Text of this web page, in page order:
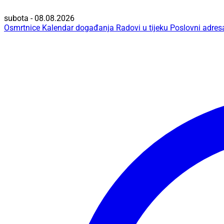
subota - 08.08.2026
Osmrtnice Kalendar događanja Radovi u tijeku Poslovni